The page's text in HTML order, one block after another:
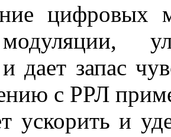
цифровых
дает запас
с РРЛ
ускорить и